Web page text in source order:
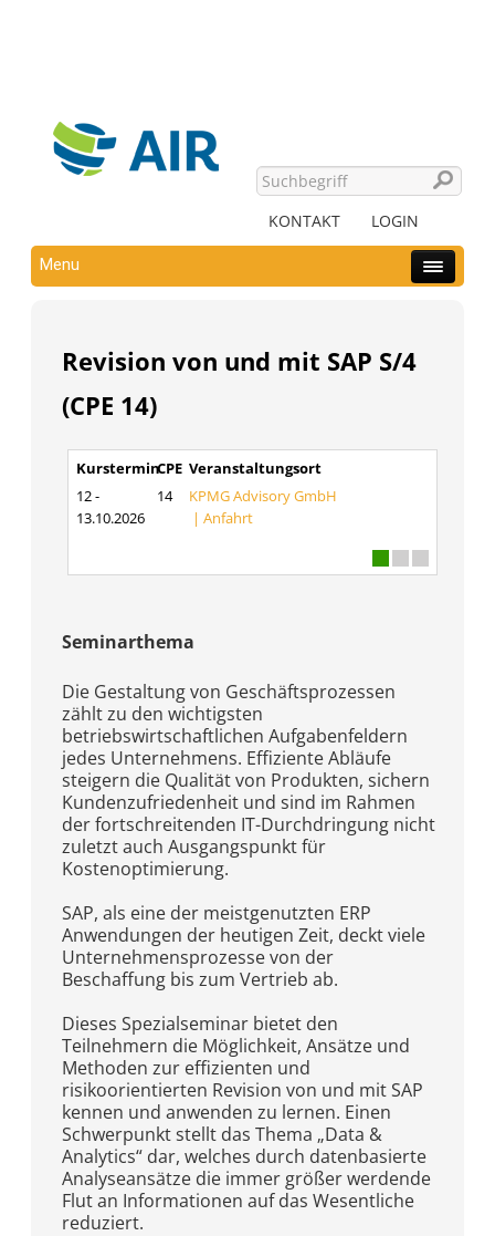
KONTAKT LOGIN
Menu
Revision von und mit SAP S/4
(CPE 14)
KursterminCPE Veranstaltungsort
12 -
13.10.2026
14
KPMG Advisory GmbH
|Anfahrt
Seminarthema
Die Gestaltung von Geschäftsprozessen
zählt zu den wichtigsten
betriebswirtschaftlichen Aufgabenfeldern
jedes Unternehmens. Effiziente Abläufe
steigern die Qualität von Produkten, sichern
Kundenzufriedenheit und sind im Rahmen
der fortschreitenden IT-Durchdringung nicht
zuletzt auch Ausgangspunkt für
Kostenoptimierung.
SAP, als eine der meistgenutzten ERP
Anwendungen der heutigen Zeit, deckt viele
Unternehmensprozesse von der
Beschaffung bis zum Vertrieb ab.
Dieses Spezialseminar bietet den
Teilnehmern die Möglichkeit, Ansätze und
Methoden zur effizienten und
risikoorientierten Revision von und mit SAP
kennen und anwenden zu lernen. Einen
Schwerpunkt stellt das Thema „Data &
Analytics“ dar, welches durch datenbasierte
Analyseansätze die immer größer werdende
Flut an Informationen auf das Wesentliche
reduziert.